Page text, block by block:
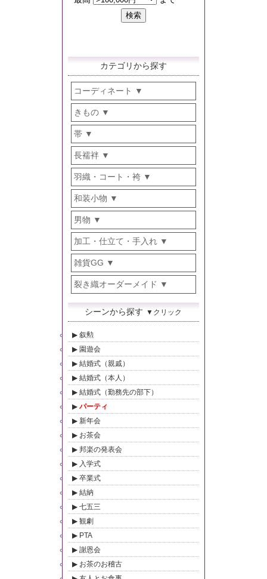
カテゴリから探す
コーディネート
きもの
帯
長襦袢
羽織・コート・袴
和装小物
男物
加工・仕立て・手入れ
雑貨GG
裂き織オーダーメイド
シーンから探す ▼クリック
叙勲
園遊会
結婚式（親戚）
結婚式（本人）
結婚式（勤務先の部下）
パーティ
新年会
お茶会
邦楽の発表会
入学式
卒業式
結納
七五三
観劇
PTA
謝恩会
お茶のお稽古